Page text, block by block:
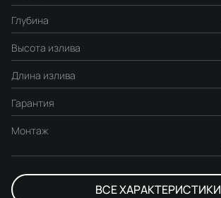
Глубина
Высота излива
Длина излива
Гарантия
Монтаж
ВСЕ ХАРАКТЕРИСТИКИ